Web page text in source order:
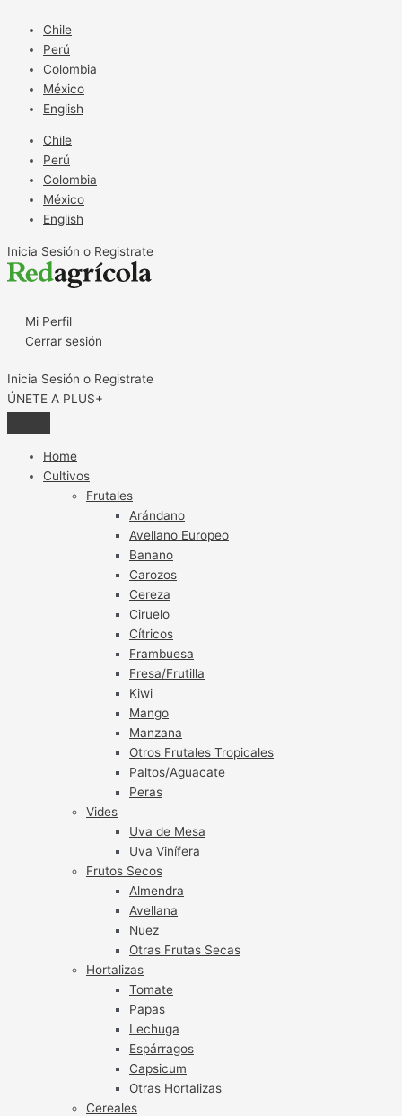
contenido
Chile
Perú
Colombia
México
English
Chile
Perú
Colombia
México
English
Inicia Sesión o Registrate
Mi Perfil
Cerrar sesión
Inicia Sesión o Registrate
ÚNETE A PLUS+
Home
Cultivos
Frutales
Arándano
Avellano Europeo
Banano
Carozos
Cereza
Ciruelo
Cítricos
Frambuesa
Fresa/Frutilla
Kiwi
Mango
Manzana
Otros Frutales Tropicales
Paltos/Aguacate
Peras
Vides
Uva de Mesa
Uva Vinífera
Frutos Secos
Almendra
Avellana
Nuez
Otras Frutas Secas
Hortalizas
Tomate
Papas
Lechuga
Espárragos
Capsicum
Otras Hortalizas
Cereales